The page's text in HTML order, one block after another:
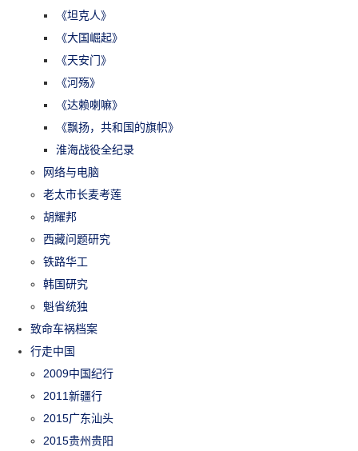
《坦克人》
《大国崛起》
《天安门》
《河殇》
《达赖喇嘛》
《飘扬，共和国的旗帜》
淮海战役全纪录
网络与电脑
老太市长麦考莲
胡耀邦
西藏问题研究
铁路华工
韩国研究
魁省统独
致命车祸档案
行走中国
2009中国纪行
2011新疆行
2015广东汕头
2015贵州贵阳